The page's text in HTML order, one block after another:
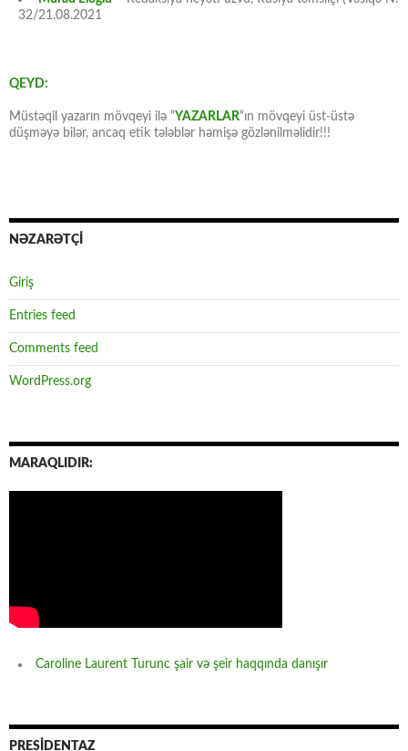
32/21.08.2021
QEYD:
Müstəqil yazarın mövqeyi ilə “YAZARLAR“ın mövqeyi üst-üstə
düşməyə bilər, ancaq etik tələblər həmişə gözlənilməlidir!!!
NƏZARƏTÇİ
Giriş
Entries feed
Comments feed
WordPress.org
MARAQLIDIR:
Caroline Laurent Turunc şair və şeir haqqında danışır
PRESİDENTAZ